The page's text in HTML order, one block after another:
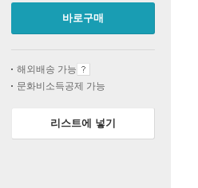
바로구매
해외배송 가능
문화비소득공제 가능
리스트에 넣기